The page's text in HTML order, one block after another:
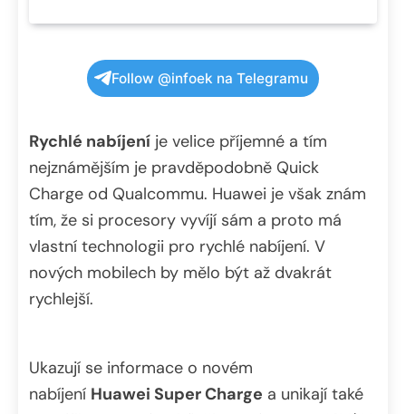
Follow @infoek na Telegramu
Rychlé nabíjení je velice příjemné a tím
nejznámějším je pravděpodobně Quick
Charge od Qualcommu. Huawei je však znám
tím, že si procesory vyvíjí sám a proto má
vlastní technologii pro rychlé nabíjení. V
nových mobilech by mělo být až dvakrát
rychlejší.
Ukazují se informace o novém
nabíjení Huawei Super Charge a unikají také